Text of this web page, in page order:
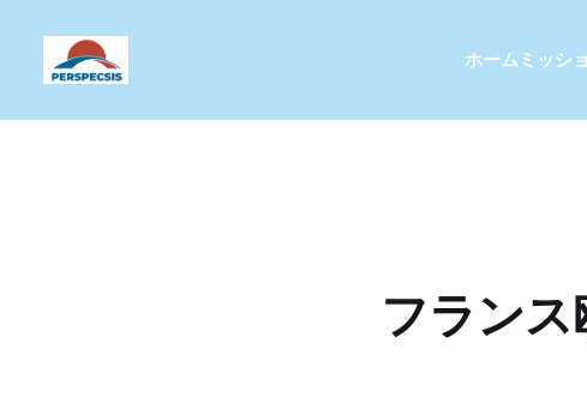
ホームミッシ
フラン